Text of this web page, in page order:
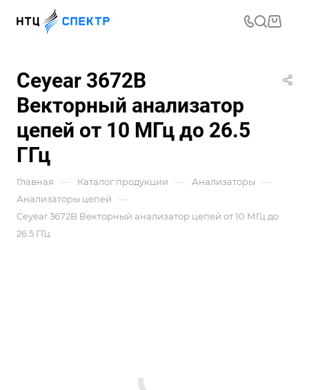
Ceyear 3672B
Векторный анализатор
цепей от 10 МГц до 26.5
ГГц
Главная — Каталог продукции — Анализаторы —
Анализаторы цепей —
Ceyear 3672B Векторный анализатор цепей от 10 МГц до
26.5 ГГц